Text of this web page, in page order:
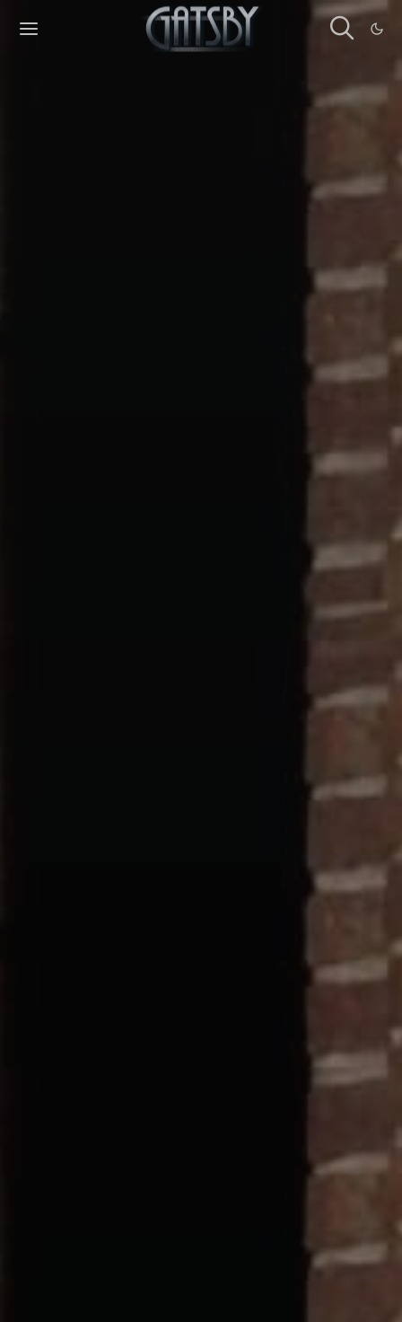
Cookies management panel